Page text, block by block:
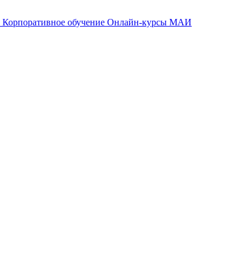
Корпоративное обучение Онлайн-курсы МАИ